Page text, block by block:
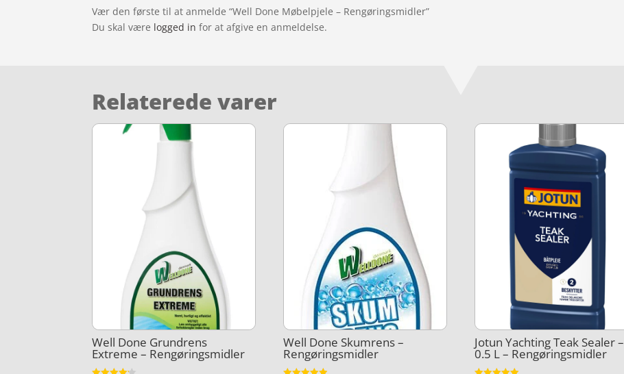
Vær den første til at anmelde “Well Done Møbelpjele – Rengøringsmidler”
Du skal være logged in for at afgive en anmeldelse.
Relaterede varer
Well Done Grundrens
Extreme – Rengøringsmidler
Well Done Skumrens –
Rengøringsmidler
Jotun Yachting Teak Sealer –
0.5 L – Rengøringsmidler